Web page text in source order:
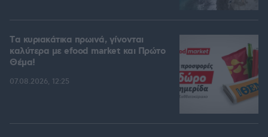
Tα κυριακάτικα πρωινά, γίνονται
καλύτερα με efood market και Πρώτο
Θέμα!
07.08.2026, 12:25